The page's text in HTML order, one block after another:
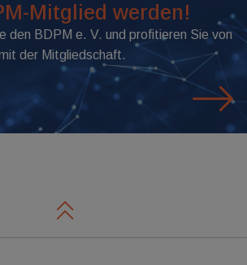
Mitglied werden!
den BDPM e. V. und profitieren Sie von
der Mitgliedschaft.